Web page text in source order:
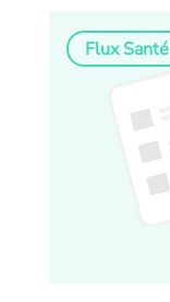
Flux Santé